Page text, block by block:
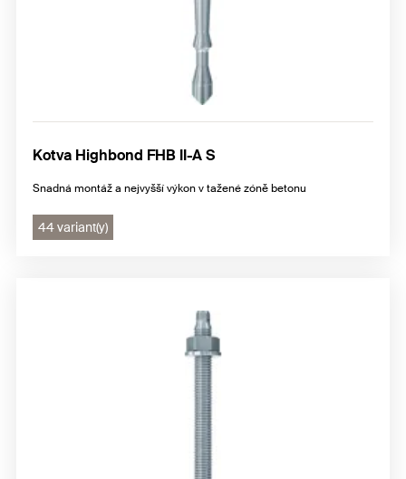
Kotva Highbond FHB II-A S
Snadná montáž a nejvyšší výkon v tažené zóně betonu
44 variant(y)